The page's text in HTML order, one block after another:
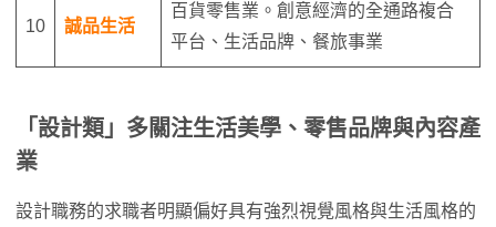
10 誠品生活
百貨零售業。創意經濟的全通路複合
平台、生活品牌、餐旅事業
「設計類」多關注生活美學、零售品牌與內容產
業
設計職務的求職者明顯偏好具有強烈視覺風格與生活風格的